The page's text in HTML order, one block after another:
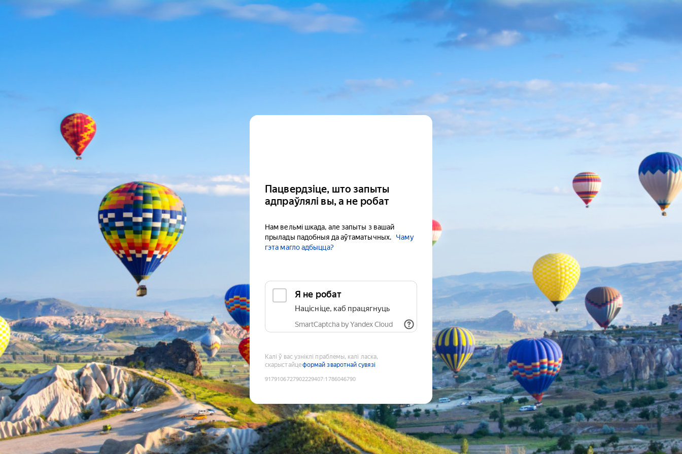
Пацвердзіце, што запыты
адпраўлялі вы, а не робат
Нам вельмі шкада, але запыты з вашай
прылады падобныя да аўтаматычных.
Чаму
гэта магло адбыцца?
Я не робат
Націсніце, каб працягнуць
SmartCaptcha by Yandex Cloud
Калі ў вас узніклі праблемы, калі ласка,
скарыстайцеформай зваротнай сувязі
9179106727902229407:1786046790